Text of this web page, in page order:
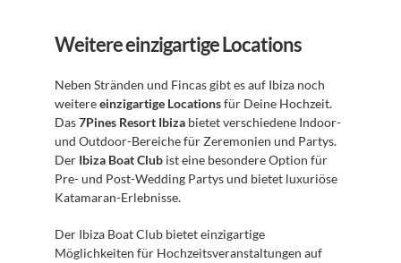
Weitere einzigartige Locations
Neben Stränden und Fincas gibt es auf Ibiza noch
weitere einzigartige Locations für Deine Hochzeit.
Das 7Pines Resort Ibiza bietet verschiedene Indoor-
und Outdoor-Bereiche für Zeremonien und Partys.
Der Ibiza Boat Club ist eine besondere Option für
Pre- und Post-Wedding Partys und bietet luxuriöse
Katamaran-Erlebnisse.
Der Ibiza Boat Club bietet einzigartige
Möglichkeiten für Hochzeitsveranstaltungen auf